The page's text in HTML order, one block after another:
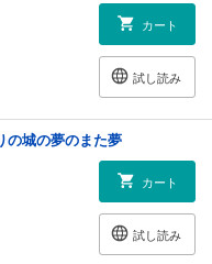
カート
試し読み
城の夢のまた夢
カート
試し読み